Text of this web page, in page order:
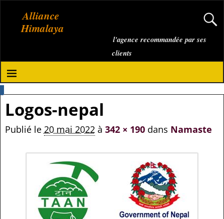
Alliance
Himalaya
l'agence recommandée par ses
clients
Logos-nepal
Publié le 20 mai 2022à 342 × 190dans Namaste